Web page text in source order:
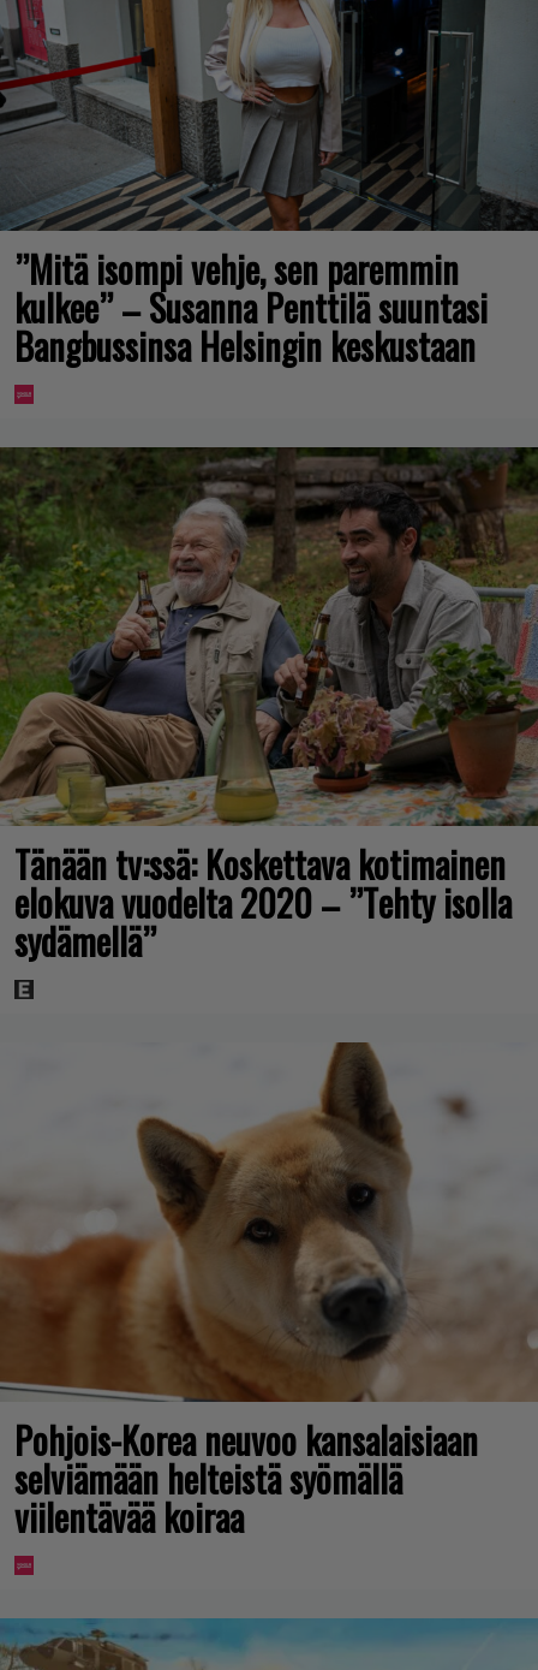
”Mitä isompi vehje, sen paremmin
kulkee” – Susanna Penttilä suuntasi
Bangbussinsa Helsingin keskustaan
Tänään tv:ssä: Koskettava kotimainen
elokuva vuodelta 2020 – ”Tehty isolla
sydämellä”
Pohjois-Korea neuvoo kansalaisiaan
selviämään helteistä syömällä
viilentävää koiraa